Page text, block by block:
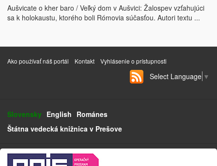
Aušvicate o kher baro / Veľký dom v Aušvici: Žalospev vzťahujúci
sa k holokaustu, ktorého boli Rómovia súčasťou. Autori textu ...
Ako používať náš portál Kontakt Vyhlásenie o prístupnosti
Select Language ▼
Slovensky English Románes
Štátna vedecká knižnica v Prešove